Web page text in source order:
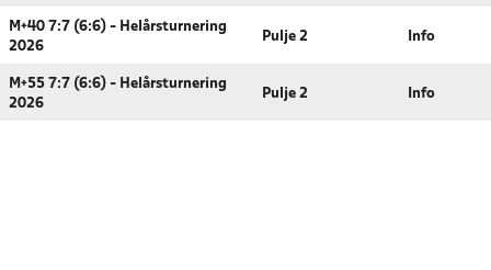
M+40 7:7 (6:6) - Helårsturnering
2026
Pulje 2 Info
M+55 7:7 (6:6) - Helårsturnering
2026
Pulje 2 Info